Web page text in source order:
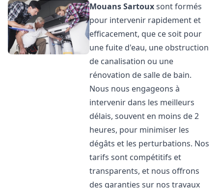
Mouans Sartouxsont formés
pour intervenir rapidement et
efficacement, que ce soit pour
une fuite d'eau, une obstruction
de canalisation ou une
rénovation de salle de bain.
Nous nous engageons à
intervenir dans les meilleurs
délais, souvent en moins de 2
heures, pour minimiser les
dégâts et les perturbations. Nos
tarifs sont compétitifs et
transparents, et nous offrons
des garanties sur nos travaux